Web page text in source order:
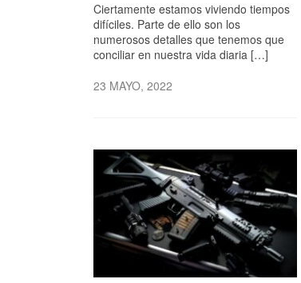
Ciertamente estamos viviendo tiempos
difíciles. Parte de ello son los
numerosos detalles que tenemos que
conciliar en nuestra vida diaria […]
23 MAYO, 2022